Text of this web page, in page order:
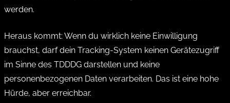
werden.
Heraus kommt: Wenn du wirklich keine Einwilligung
brauchst, darf dein Tracking-System keinen Gerätezugriff
im Sinne des TDDDG darstellen und keine
personenbezogenen Daten verarbeiten. Das ist eine hohe
Hürde, aber erreichbar.